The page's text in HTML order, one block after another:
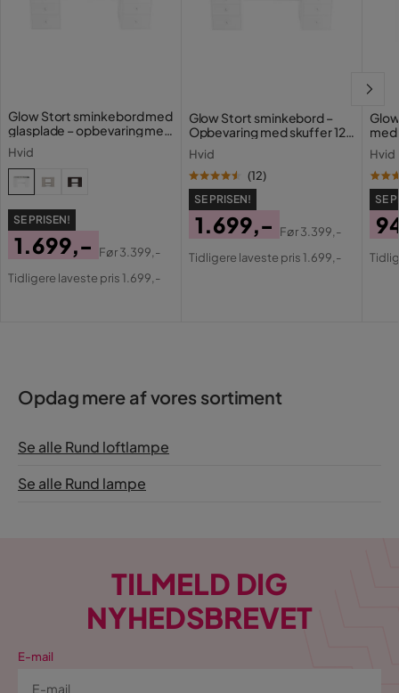
Glow Stort sminkebord med
glasplade – opbevaring med
skuffer og rum 120 cm
Hvid
SE PRISEN!
Pris
1.699,-
Original
Før3.399,-
Tidligere laveste pris 1.699,-
Glow Stort sminkebord –
Opbevaring med skuffer 120
cm
Hvid
(12)
SE PRISEN!
Pris
1.699,-
Original
Før3.399,-
Tidligere laveste pris 1.699,-
med
Hvid
SE
Opdag mere af vores sortiment
Se alle Rund loftlampe
Se alle Rund lampe
TILMELD DIG
NYHEDSBREVET
E-mail